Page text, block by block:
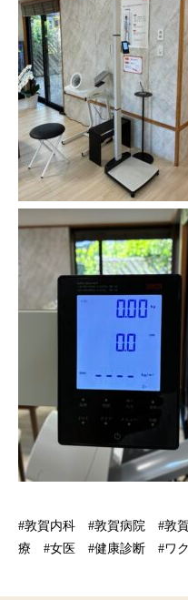
#敦賀内科 #敦賀病院 #敦
療 #女医 #健康診断 #ワ